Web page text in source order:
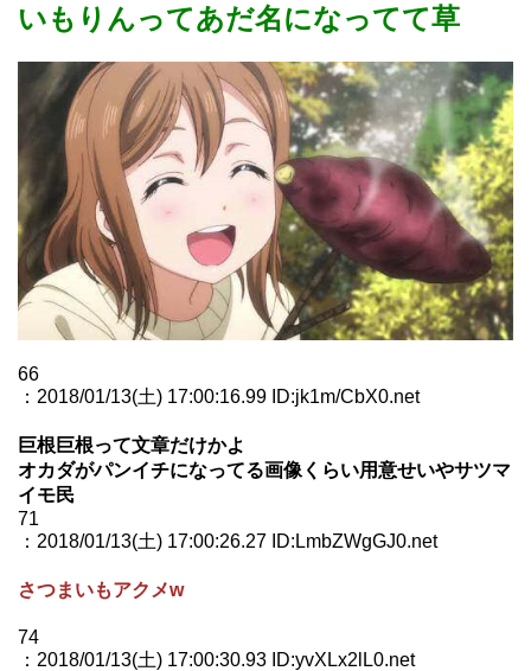
いもりんってあだ名になってて草
66
：2018/01/13(土) 17:00:16.99 ID:jk1m/CbX0.net
巨根巨根って文章だけかよ
オカダがパンイチになってる画像くらい用意せいやサツマ
イモ民
71
：2018/01/13(土) 17:00:26.27 ID:LmbZWgGJ0.net
さつまいもアクメw
74
：2018/01/13(土) 17:00:30.93 ID:yvXLx2lL0.net